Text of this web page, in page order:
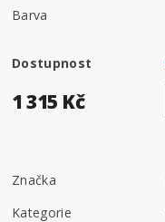
Barva
Dostupnost
1 315 Kč
Značka
Kategorie